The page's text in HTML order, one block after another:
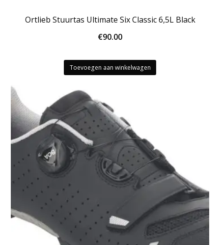
Ortlieb Stuurtas Ultimate Six Classic 6,5L Black
€90.00
Toevoegen aan winkelwagen